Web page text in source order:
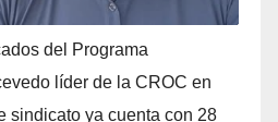
del Programa
líder de la CROC en
sindicato ya cuenta con 28